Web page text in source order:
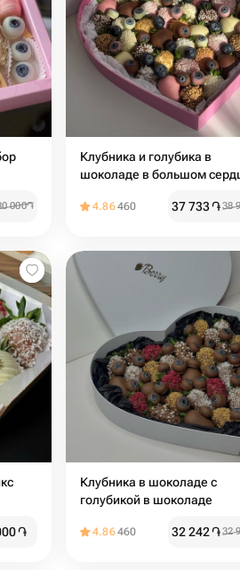
000֏
Клубника и голубика в
шоколаде в большом
4.86460 37 733֏38
֏
Клубника в шоколаде с
голубикой в шоколаде
4.86460 32 242֏32